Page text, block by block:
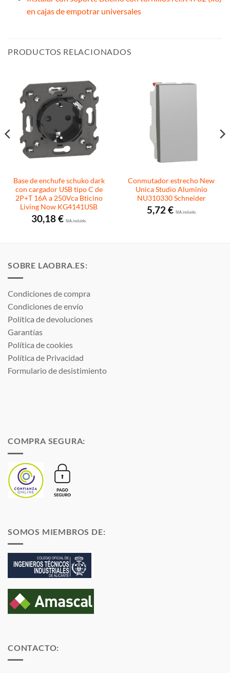
en cajas de empotrar universales
PRODUCTOS RELACIONADOS
Base de enchufe schuko dark
con cargador USB tipo C de
2P+T 16A a 250Vca Bticino
Living Now KG4141USB
30,18€ I.V.A. incluido.
Conmutador estrecho New
Unica Studio Aluminio
NU310330 Schneider
5,72 €I.V.A. incluido.
SOBRE LAOBRA.ES:
Condiciones de compra
Condiciones de envío
Política de devoluciones
Garantías
Política de cookies
Política de Privacidad
Formulario de desistimiento
COMPRA SEGURA:
SOMOS MIEMBROS DE:
CONTACTO: